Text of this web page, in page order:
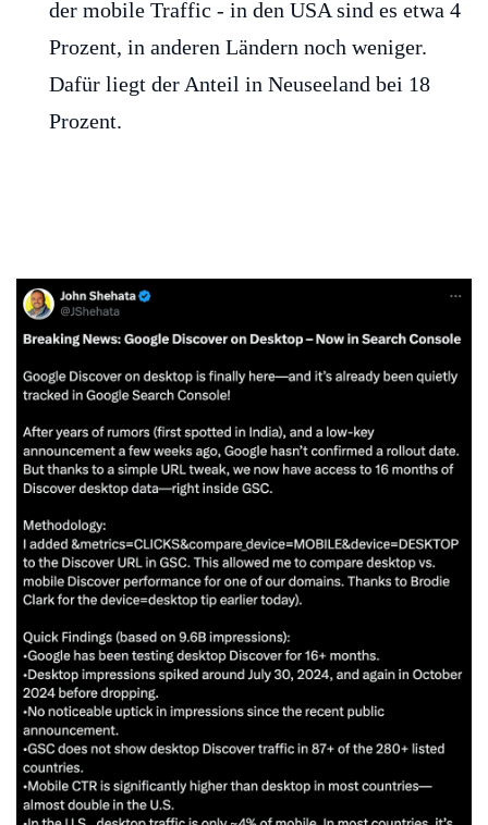
der mobile Traffic - in den USA sind es etwa 4
Prozent, in anderen Ländern noch weniger.
Dafür liegt der Anteil in Neuseeland bei 18
Prozent.